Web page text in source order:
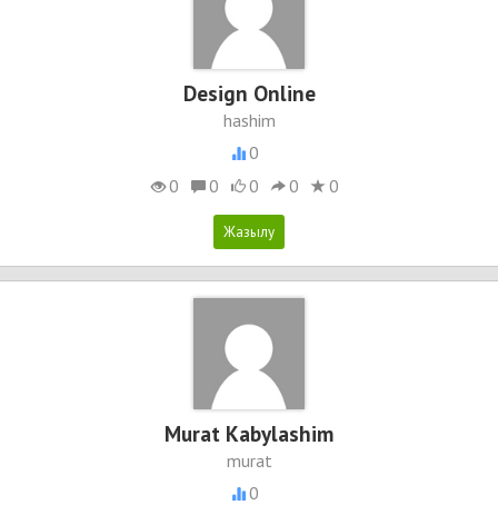
Design Online
hashim
0
0
0 0 0 0
Murat Kabylashim
murat
0